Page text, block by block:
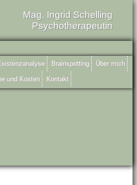
Mag. Ingrid Schelling
Psychotherapeutin
Brainspotting Über mich
und Kosten Kontakt